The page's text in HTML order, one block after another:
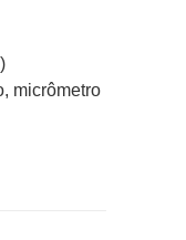
micrômetro